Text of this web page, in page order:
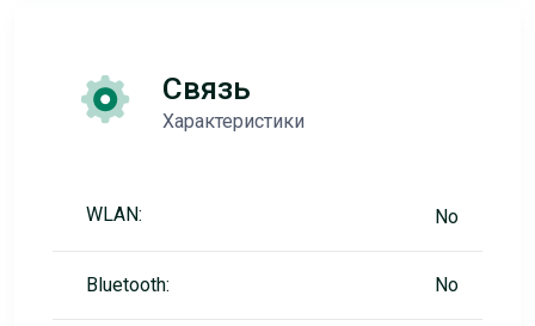
Связь
Характеристики
WLAN: No
Bluetooth: No